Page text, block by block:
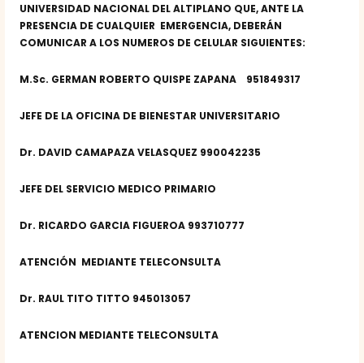
UNIVERSIDAD NACIONAL DEL ALTIPLANO QUE, ANTE LA
PRESENCIA DE CUALQUIER EMERGENCIA, DEBERÁN
COMUNICAR A LOS NUMEROS DE CELULAR SIGUIENTES:
M.Sc. GERMAN ROBERTO QUISPE ZAPANA 951849317
JEFE DE LA OFICINA DE BIENESTAR UNIVERSITARIO
Dr. DAVID CAMAPAZA VELASQUEZ 990042235
JEFE DEL SERVICIO MEDICO PRIMARIO
Dr. RICARDO GARCIA FIGUEROA 993710777
ATENCIÓN MEDIANTE TELECONSULTA
Dr. RAUL TITO TITTO 945013057
ATENCION MEDIANTE TELECONSULTA